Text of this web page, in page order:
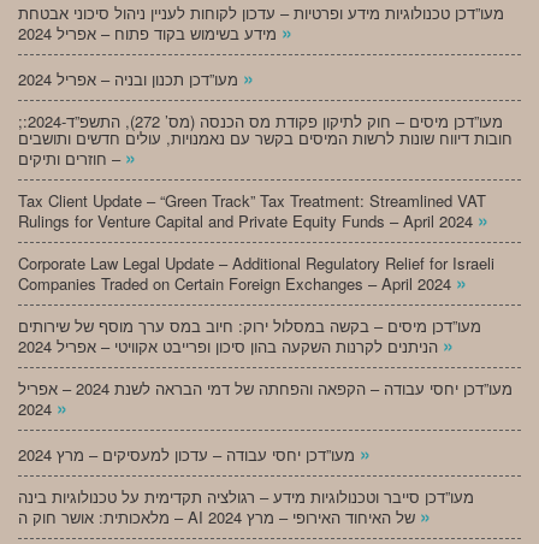
מעו”דכן טכנולוגיות מידע ופרטיות – עדכון לקוחות לעניין ניהול סיכוני אבטחת
»
»
;מעו”דכן מיסים – חוק לתיקון פקודת מס הכנסה (מס’ 272), התשפ”ד-2024:
חובות דיווח שונות לרשות המיסים בקשר עם נאמנויות, עולים חדשים ותושבים
חוזרים ותיקים – »
Tax Client Update – “Green Track” Tax Treatment: Streamlined VAT
Rulings for Venture Capital and Private Equity Funds – April 2024 »
Corporate Law Legal Update – Additional Regulatory Relief for Israeli
Companies Traded on Certain Foreign Exchanges – April 2024 »
מעו”דכן מיסים – בקשה במסלול ירוק: חיוב במס ערך מוסף של שירותים
»
מעו”דכן יחסי עבודה – הקפאה והפחתה של דמי הבראה לשנת 2024 – אפריל
»
»
מעו”דכן סייבר וטכנולוגיות מידע – רגולציה תקדימית על טכנולוגיות בינה
»